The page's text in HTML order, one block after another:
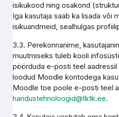
isikukood ning osakond
Iga kasutaja saab ka lisada või
isikuandmeid, sealhulgas
3.3. Perekonnanime,
muutmiseks tuleb kooli
pöörduda e-posti teel aadressil
loodud Moodle kontodega
Moodle toe poole e-posti teel
haridustehnoloogid@tktk.ee.